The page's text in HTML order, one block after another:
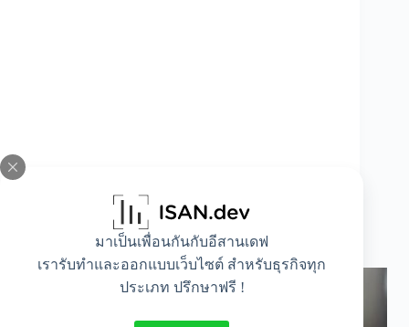
มาเป็นเพื่อนกันกับอีสานเดฟ
เรารับทำและออกแบบเว็บไซต์ สำหรับธุรกิจทุก
ประเภท ปรึกษาฟรี !
ทำความรู้จัก ‘เครื่องพิมพ์ระบบดิจิตอล’ ฉบับจบ